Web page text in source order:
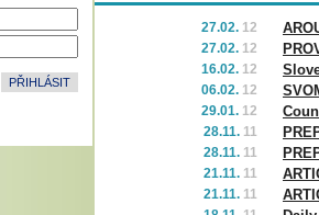
27.02. 12
27.02. 12
16.02. 12
06.02. 12
29.01. 12
28.11. 11
28.11. 11
21.11. 11
21.11. 11